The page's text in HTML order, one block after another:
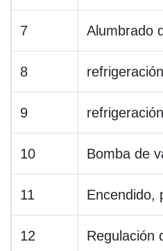
7 Alumbrado
8
9
10 Bomba de
11 Encendido,
12
Regulación